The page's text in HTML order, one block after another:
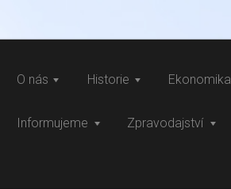
O nás Historie Ekonomika
Informujeme Zpravodajství